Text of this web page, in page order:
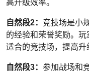
高升级效率。
自然段2： 竞技场是小
的经验和荣誉奖励。
适合的竞技场，提高升
自然段3： 参加战场和